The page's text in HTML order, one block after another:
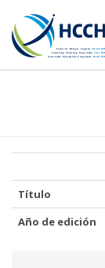
Título
Año de edición